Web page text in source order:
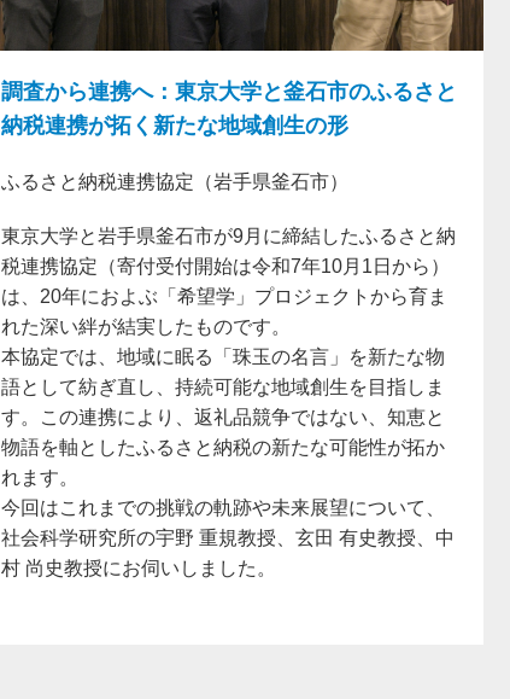
調査から連携へ：東京大学と釜石市のふるさと
納税連携が拓く新たな地域創生の形
ふるさと納税連携協定（岩手県釜石市）
東京大学と岩手県釜石市が9月に締結したふるさと納
税連携協定（寄付受付開始は令和7年10月1日から）
は、20年におよぶ「希望学」プロジェクトから育ま
れた深い絆が結実したものです。
本協定では、地域に眠る「珠玉の名言」を新たな物
語として紡ぎ直し、持続可能な地域創生を目指しま
す。この連携により、返礼品競争ではない、知恵と
物語を軸としたふるさと納税の新たな可能性が拓か
れます。
今回はこれまでの挑戦の軌跡や未来展望について、
社会科学研究所の宇野 重規教授、玄田 有史教授、中
村 尚史教授にお伺いしました。